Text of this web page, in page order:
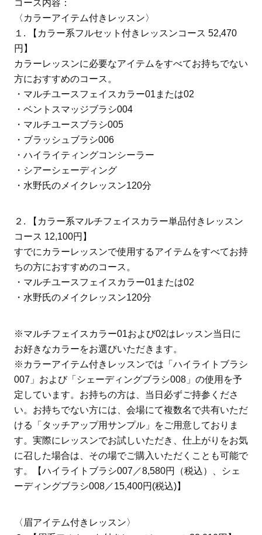
コース内容：
〈カラーアイテム付きレッスン〉
１. 【カラー系フルセット付きレッスンコース 52,470
円】
カラーレッスンに必要なアイテムをすべてお持ちでない
方におすすめのコース。
・マルチユースフェイスカラー01または02
・ベントスマッジブラシ004
・マルチユースブラシ005
・ブラッシュブラシ006
・ハイライティングコンシーラー
・シアーシェーディング
・水野氏のメイクレッスン120分
２. 【カラー系マルチフェイスカラー単品付きレッスン
コース 12,100円】
すでにカラーレッスンで使用するアイテムをすべてお持
ちの方におすすめのコース。
・マルチユースフェイスカラー01または02
・水野氏のメイクレッスン120分
※マルチフェイスカラー01および02はレッスン当日に
お好きなカラーをお選びいただきます。
※カラーアイテム付きレッスンでは「ハイライトブラシ
007」および「シェーディングブラシ008」の使用を予
定しています。お持ちの方は、当日必ずご持参くださ
い。お持ちでない方には、会場にて複数名で共有いただ
ける「タッチアップ用サンプル」をご用意しておりま
す。実際にレッスンでお試しいただき、仕上がりをお気
に召した場合は、その場でご購入いただくことも可能で
す。【ハイライトブラシ007／8,580円（税込）、シェ
ーディングブラシ008／15,400円(税込)】
〈眉アイテム付きレッスン〉